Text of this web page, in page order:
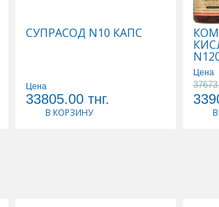
СУПРАСОД N10 КАПС
Цена
33805.00 тнг.
В КОРЗИНУ
Цена